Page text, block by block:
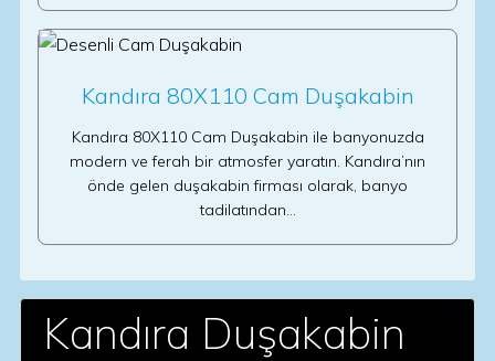
Kandıra 80X110 Cam Duşakabin
Kandıra 80X110 Cam Duşakabin ile banyonuzda
modern ve ferah bir atmosfer yaratın. Kandıra’nın
önde gelen duşakabin firması olarak, banyo
tadilatından…
Kandıra Duşakabin